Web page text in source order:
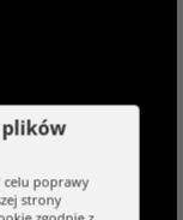
celu poprawy
strony